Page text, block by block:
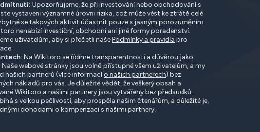
Upozorňujeme, že při investování nebo obchodování s
vystaveni významné úrovni rizika, což může vést ke ztrátě celé
se takových aktivit účastnit pouze s jasným porozuměním
nenabízí investiční, obchodní ani jiné formy poradenství.
uživatelům, aby si přečetli našePodmínky a pravidla pro
Na Wikitoro se řídíme transparentností a důvěrou jako
webové stránky jsou volně přístupné všem uživatelům, a my
našich partnerů (více informacío našich partnerech) bez
nákladů pro vás. Je důležité vědět, že veškerý obsah a
Wikitoro a našimi partnery jsou vytvářeny bez předsudků.
s velkou pečlivostí, aby prospěla našim čtenářům, a důležité je,
dohodami o kompenzaci s našimi partnery.